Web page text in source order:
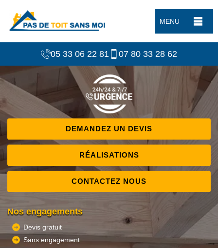
MENU
05 33 06 22 81 07 80 33 28 62
DEMANDEZ UN DEVIS
RÉALISATIONS
CONTACTEZ NOUS
Nos engagements
Devis gratuit
Sans engagement